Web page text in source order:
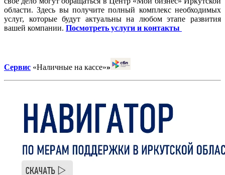
области. Здесь вы получите полный комплекс необходимых
услуг, которые будут актуальны на любом этапе развития
вашей компании. Посмотреть услуги и контакты
Сервис «Наличные на кассе»»